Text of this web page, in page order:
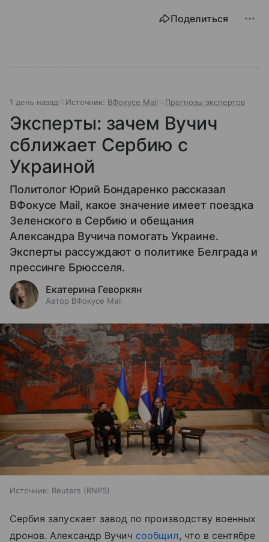
Поделиться
1 день назад Источник: ВФокусе Mail Прогнозы экспертов
Эксперты: зачем Вучич
сближает Сербию с
Украиной
Политолог Юрий Бондаренко рассказал
ВФокусе Mail, какое значение имеет поездка
Зеленского в Сербию и обещания
Александра Вучича помогать Украине.
Эксперты рассуждают о политике Белграда и
прессинге Брюсселя.
Екатерина Геворкян
Автор ВФокусе Mail
Источник: Reuters (RNPS)
Сербия запускает завод по производству военных
дронов. Александр Вучич сообщил, что в сентябре